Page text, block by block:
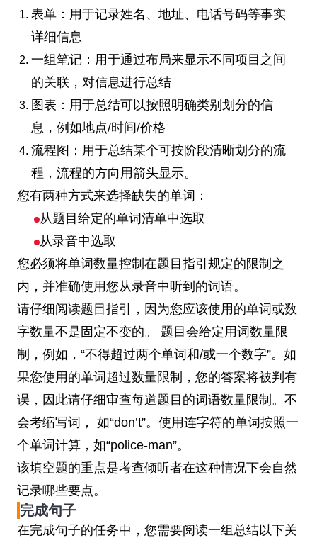
表单：用于记录姓名、地址、电话号码等事实
详细信息
一组笔记：用于通过布局来显示不同项目之间
的关联，对信息进行总结
图表：用于总结可以按照明确类别划分的信
息，例如地点/时间/价格
流程图：用于总结某个可按阶段清晰划分的流
程，流程的方向用箭头显示。
您有两种方式来选择缺失的单词：
从题目给定的单词清单中选取
从录音中选取
您必须将单词数量控制在题目指引规定的限制之
内，并准确使用您从录音中听到的词语。
请仔细阅读题目指引，因为您应该使用的单词或数
字数量不是固定不变的。 题目会给定用词数量限
制，例如，“不得超过两个单词和/或一个数字”。如
果您使用的单词超过数量限制，您的答案将被判有
误，因此请仔细审查每道题目的词语数量限制。不
会考缩写词， 如“don’t”。使用连字符的单词按照一
个单词计算，如“police-man”。
该填空题的重点是考查倾听者在这种情况下会自然
记录哪些要点。
完成句子
在完成句子的任务中，您需要阅读一组总结以下关